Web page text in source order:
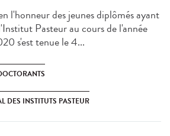
l'honneur des jeunes diplômés ayant
Pasteur au cours de l'année
s'est tenue le 4...
DES INSTITUTS PASTEUR